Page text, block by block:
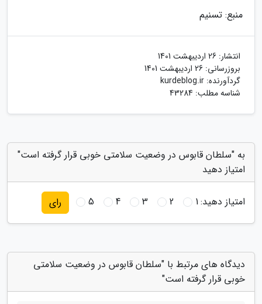
منبع: تسنیم
انتشار: 26 اردیبهشت 1401
بروزرسانی: 26 اردیبهشت 1401
گردآورنده: kurdeblog.ir
شناسه مطلب: 43284
به "سلطان قابوس در وضعیت سلامتی خوبی قرار گرفته است"
امتیاز دهید
امتیاز دهید:1
2
3
4
5 رای
دیدگاه های مرتبط با "سلطان قابوس در وضعیت سلامتی
خوبی قرار گرفته است"